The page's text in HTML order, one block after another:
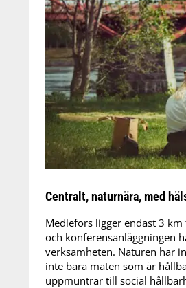
Centralt, naturnära, med
Medlefors ligger endast 3
och konferensanläggningen
verksamheten. Naturen har
inte bara maten som är
uppmuntrar till social